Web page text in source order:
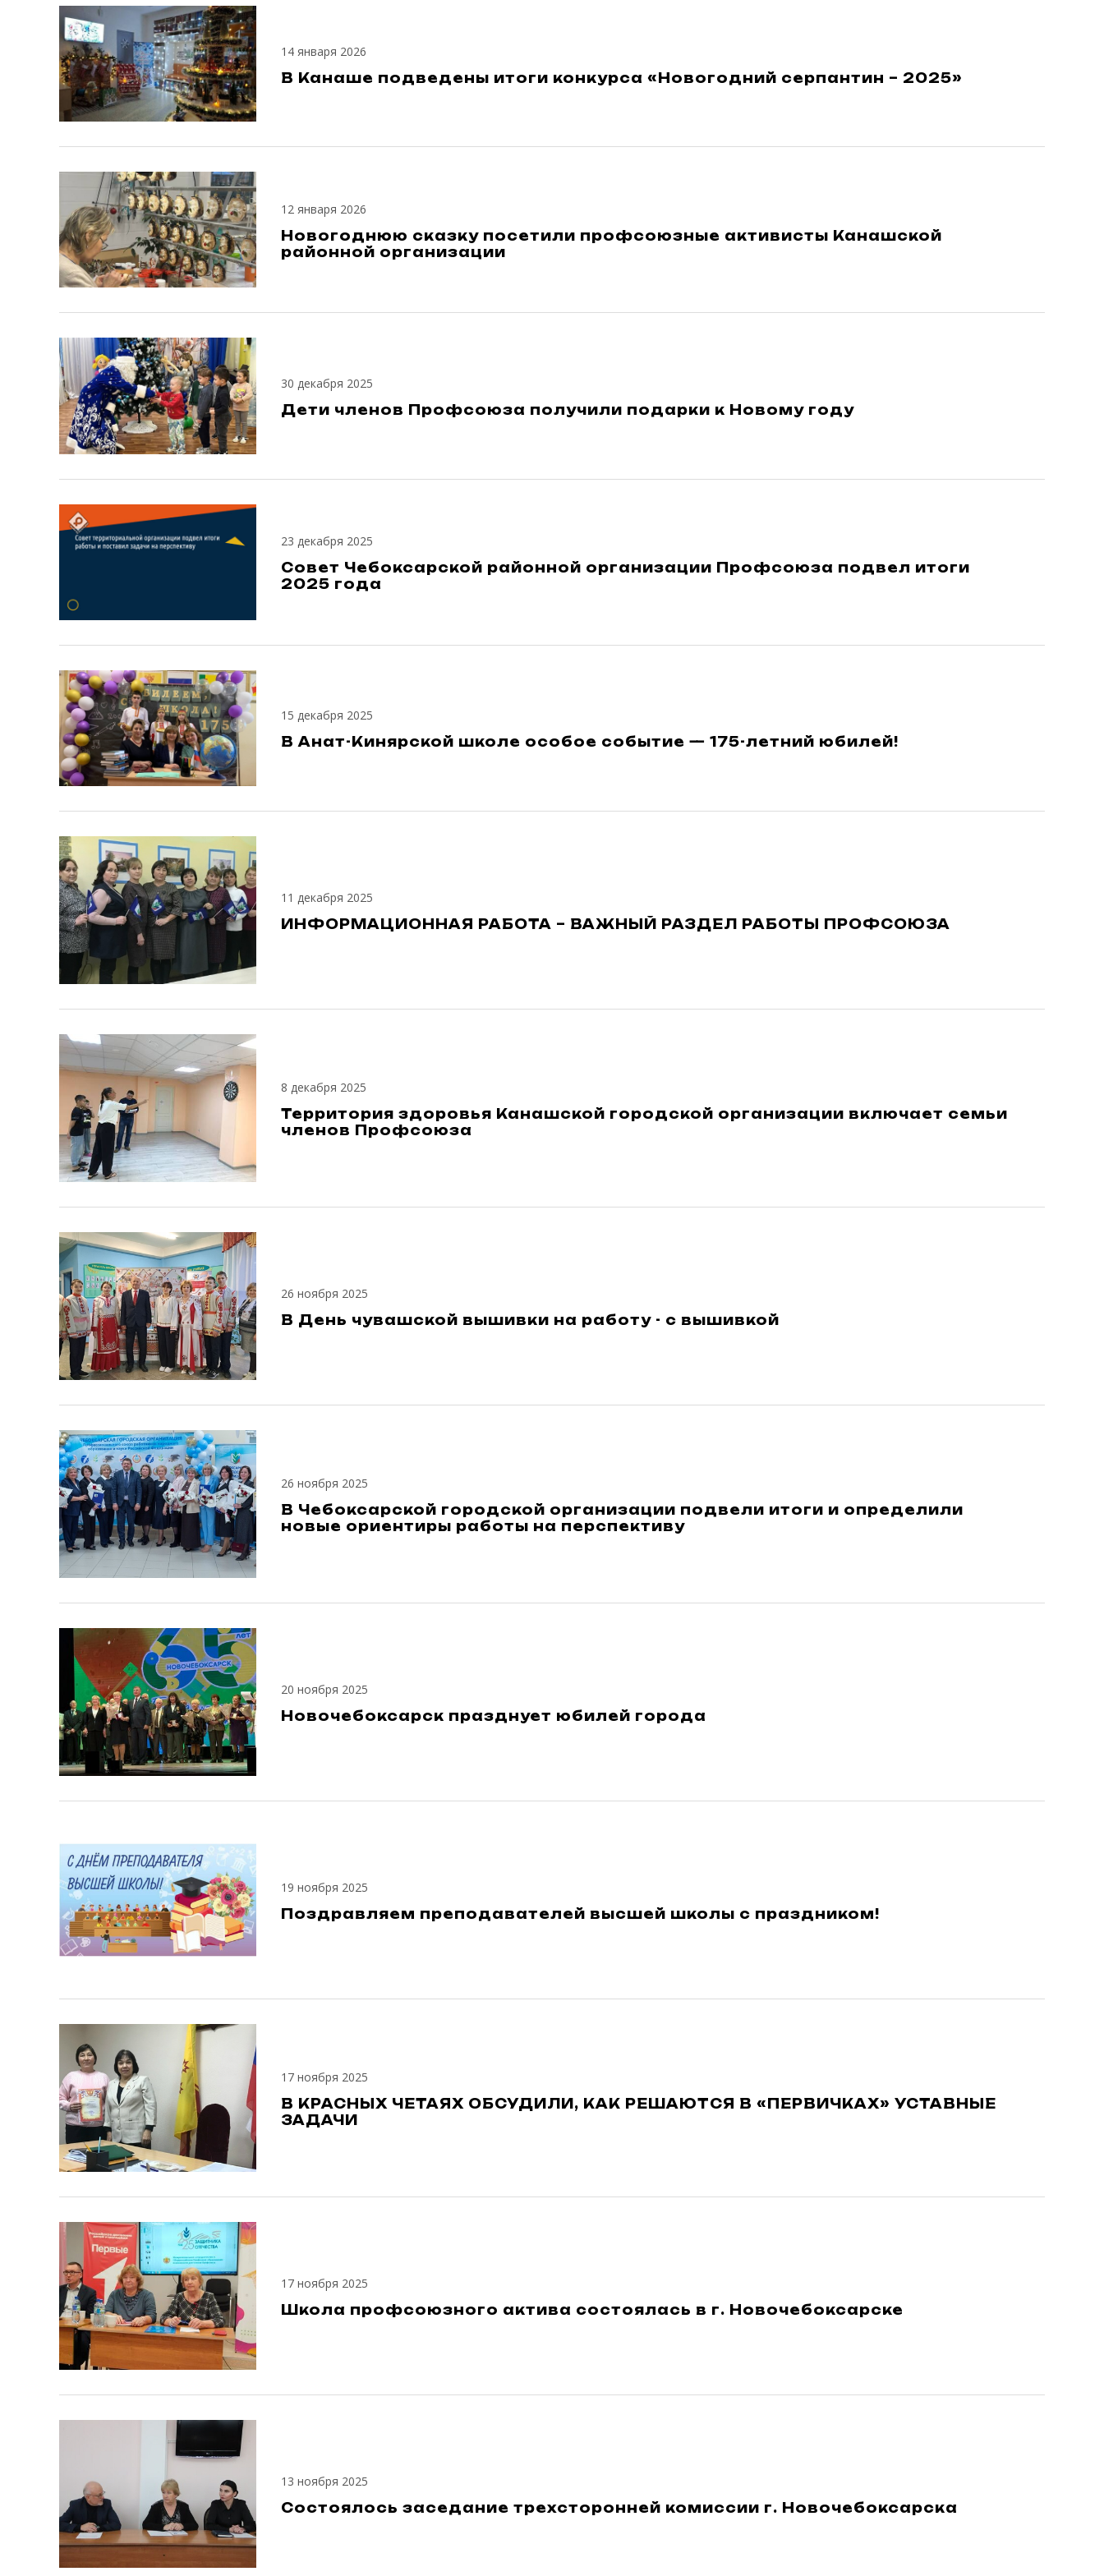
14 января 2026
В Канаше подведены итоги конкурса «Новогодний серпантин – 2025»
12 января 2026
Новогоднюю сказку посетили профсоюзные активисты Канашской
районной организации
30 декабря 2025
Дети членов Профсоюза получили подарки к Новому году
23 декабря 2025
Совет Чебоксарской районной организации Профсоюза подвел итоги
2025 года
15 декабря 2025
В Анат-Кинярской школе особое событие — 175-летний юбилей!
11 декабря 2025
ИНФОРМАЦИОННАЯ РАБОТА – ВАЖНЫЙ РАЗДЕЛ РАБОТЫ ПРОФСОЮЗА
8 декабря 2025
Территория здоровья Канашской городской организации включает семьи
членов Профсоюза
26 ноября 2025
В День чувашской вышивки на работу - с вышивкой
26 ноября 2025
В Чебоксарской городской организации подвели итоги и определили
новые ориентиры работы на перспективу
20 ноября 2025
Новочебоксарск празднует юбилей города
19 ноября 2025
Поздравляем преподавателей высшей школы с праздником!
17 ноября 2025
В КРАСНЫХ ЧЕТАЯХ ОБСУДИЛИ, КАК РЕШАЮТСЯ В «ПЕРВИЧКАХ» УСТАВНЫЕ
ЗАДАЧИ
17 ноября 2025
Школа профсоюзного актива состоялась в г. Новочебоксарске
13 ноября 2025
Состоялось заседание трехсторонней комиссии г. Новочебоксарска